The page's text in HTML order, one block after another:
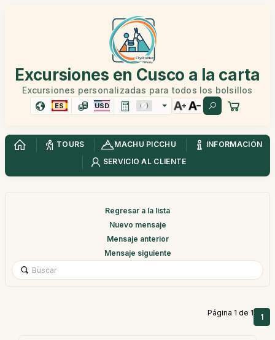
Excursiones en Cusco a la carta
Excursiones personalizadas para todos los bolsillos
ES USD
TOURS MACHU PICCHU
INFORMACIÓN
SERVICIO AL CLIENTE
Regresar a la lista
Nuevo mensaje
Mensaje anterior
Mensaje siguiente
Página 1 de 1 1